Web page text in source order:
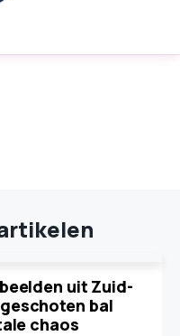
uit Zuid-
bal
chaos